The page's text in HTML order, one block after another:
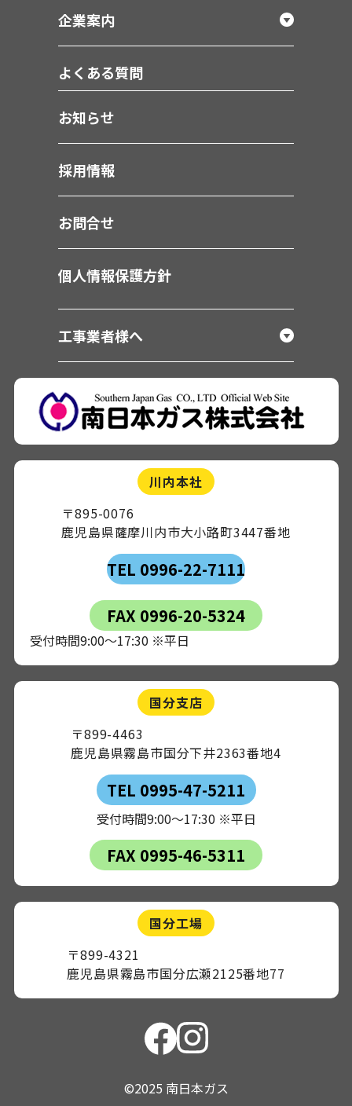
企業案内
よくある質問
お知らせ
採用情報
お問合せ
個人情報保護方針
工事業者様へ
川内本社
〒895-0076
鹿児島県薩摩川内市大小路町3447番地
TEL 0996-22-7111
FAX 0996-20-5324
受付時間9:00～17:30 ※平日
国分支店
〒899-4463
鹿児島県霧島市国分下井2363番地4
TEL 0995-47-5211
受付時間9:00～17:30 ※平日
FAX 0995-46-5311
国分工場
〒899-4321
鹿児島県霧島市国分広瀬2125番地77
©2025 南日本ガス